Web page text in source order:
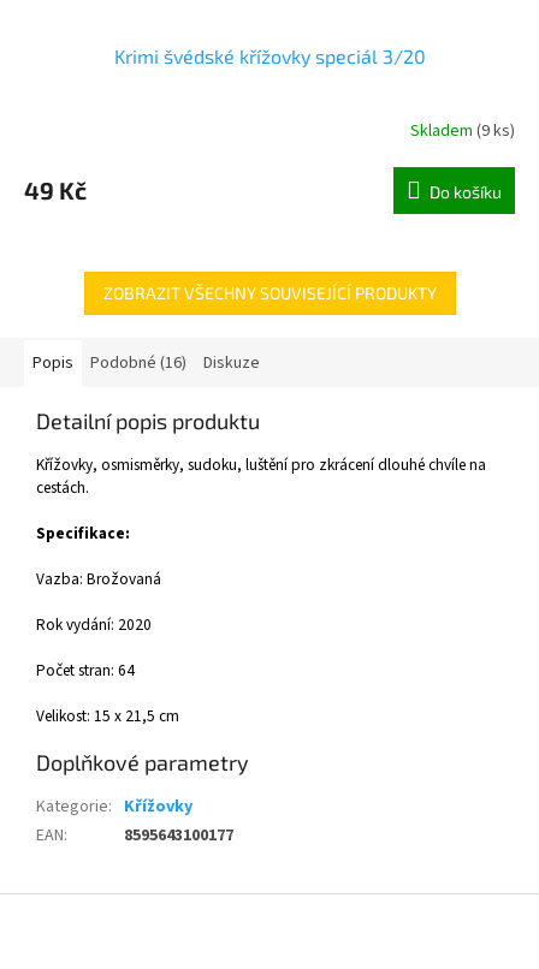
Krimi švédské křížovky speciál 3/20
Skladem (9 ks)
49 Kč Do košíku
ZOBRAZIT VŠECHNY SOUVISEJÍCÍ PRODUKTY
Popis Podobné (16) Diskuze
Detailní popis produktu
Křížovky, osmisměrky, sudoku, luštění pro zkrácení dlouhé chvíle na
cestách.
Specifikace:
Vazba: Brožovaná
Rok vydání: 2020
Počet stran: 64
Velikost: 15 x 21,5 cm
Doplňkové parametry
Kategorie: Křížovky
EAN: 8595643100177